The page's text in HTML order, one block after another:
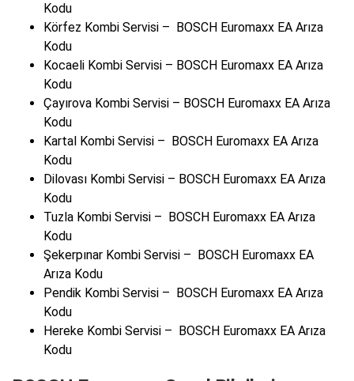
Kodu
Körfez Kombi Servisi – BOSCH Euromaxx EA Arıza
Kodu
Kocaeli Kombi Servisi – BOSCH Euromaxx EA Arıza
Kodu
Çayırova Kombi Servisi – BOSCH Euromaxx EA Arıza
Kodu
Kartal Kombi Servisi – BOSCH Euromaxx EA Arıza
Kodu
Dilovası Kombi Servisi – BOSCH Euromaxx EA Arıza
Kodu
Tuzla Kombi Servisi – BOSCH Euromaxx EA Arıza
Kodu
Şekerpınar Kombi Servisi – BOSCH Euromaxx EA
Arıza Kodu
Pendik Kombi Servisi – BOSCH Euromaxx EA Arıza
Kodu
Hereke Kombi Servisi – BOSCH Euromaxx EA Arıza
Kodu